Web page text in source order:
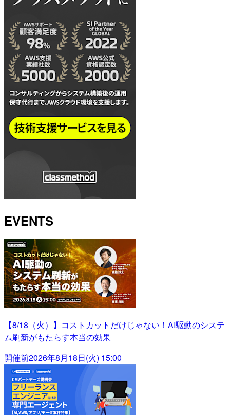
EVENTS
【8/18（火）】コストカットだけじゃない！AI駆動のシステ
ム刷新がもたらす本当の効果
開催前2026年8月18日(火) 15:00